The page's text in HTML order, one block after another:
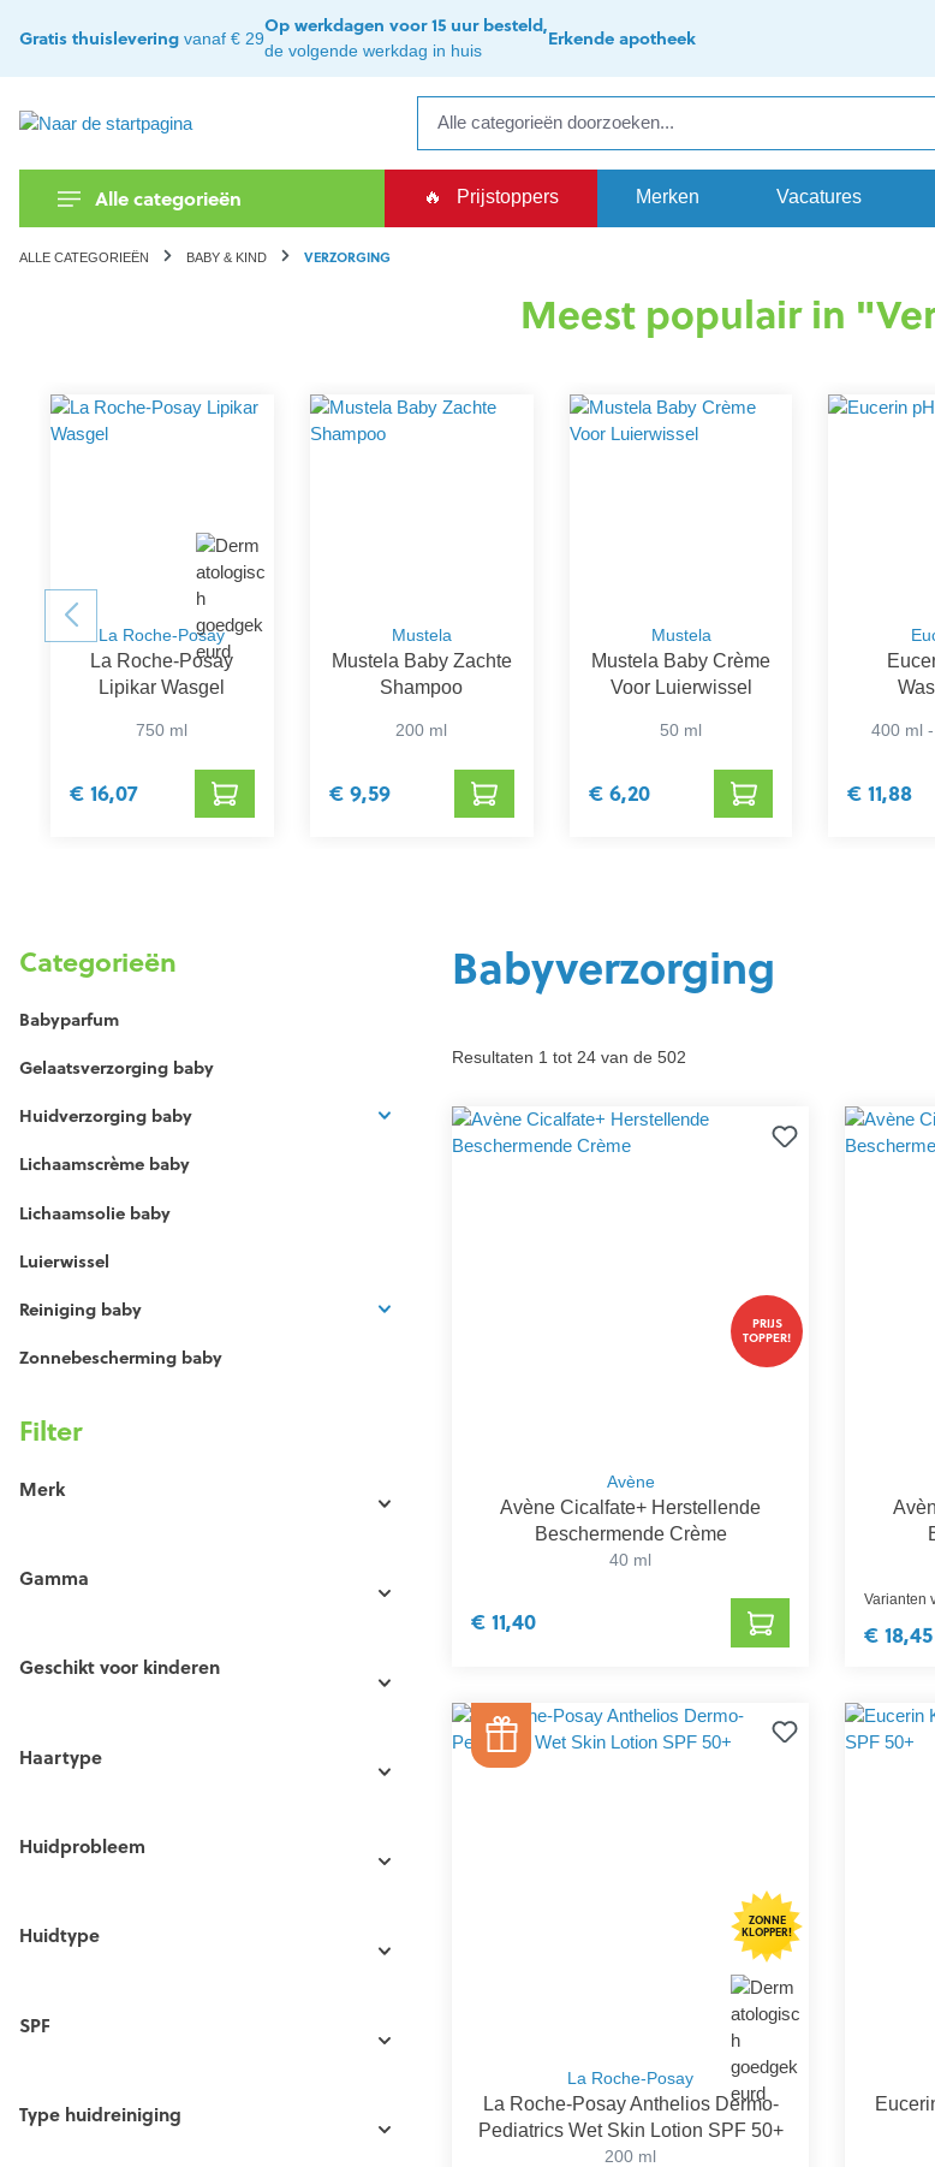
general.skipToNavigation
Gratis thuislevering vanaf € 29
Op werkdagen voor 15 uur besteld,
de volgende werkdag in huis
Erkende apotheek
Alle categorieën 🔥 Prijstoppers Merken Vacatures
ALLE CATEGORIEËN BABY & KIND VERZORGING
Meest populair in
La Roche-Posay
La Roche-Posay
Lipikar Wasgel
750 ml
€ 16,07
Mustela
Mustela Baby Zachte
Shampoo
200 ml
€ 9,59
Mustela
Mustela Baby Crème
Voor Luierwissel
50 ml
€ 6,20
400 ml
€ 11,88
Categorieën
Babyparfum
Gelaatsverzorging baby
Huidverzorging baby
Lichaamscrème baby
Lichaamsolie baby
Luierwissel
Reiniging baby
Zonnebescherming baby
Filter
Merk
Gamma
Geschikt voor kinderen
Haartype
Huidprobleem
Huidtype
SPF
Type huidreiniging
Babyverzorging
Resultaten 1 tot 24 van de 502
PRIJS
TOPPER!
Avène
Avène Cicalfate+ Herstellende
Beschermende Crème
40 ml
€ 11,40
Varianten
€ 18,45
ZONNE
KLOPPER!
La Roche-Posay
La Roche-Posay Anthelios Dermo-
Pediatrics Wet Skin Lotion SPF 50+
200 ml